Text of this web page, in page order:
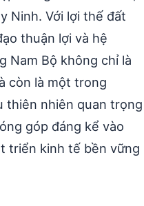
Ninh. Với lợi thế đất
thuận lợi và hệ
Nam Bộ không chỉ là
còn là một trong
thiên nhiên quan trọng
góp đáng kể vào
triển kinh tế bền vững